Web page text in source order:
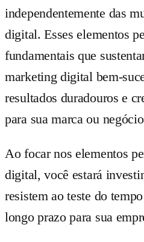
independentemente das
digital. Esses elementos
fundamentais que
marketing digital bem-
resultados duradouros e
para sua marca ou
Ao focar nos elementos
digital, você estará
resistem ao teste do
longo prazo para sua